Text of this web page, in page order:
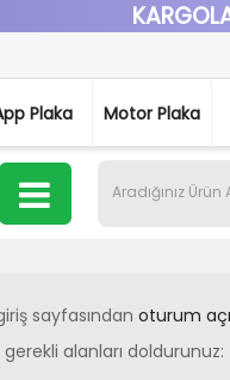
Plaka Motor Plaka
sayfasından oturum
alanları doldurunuz: